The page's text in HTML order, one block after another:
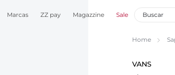
Marcas ZZ pay Magazzine Sale
Home
VANS